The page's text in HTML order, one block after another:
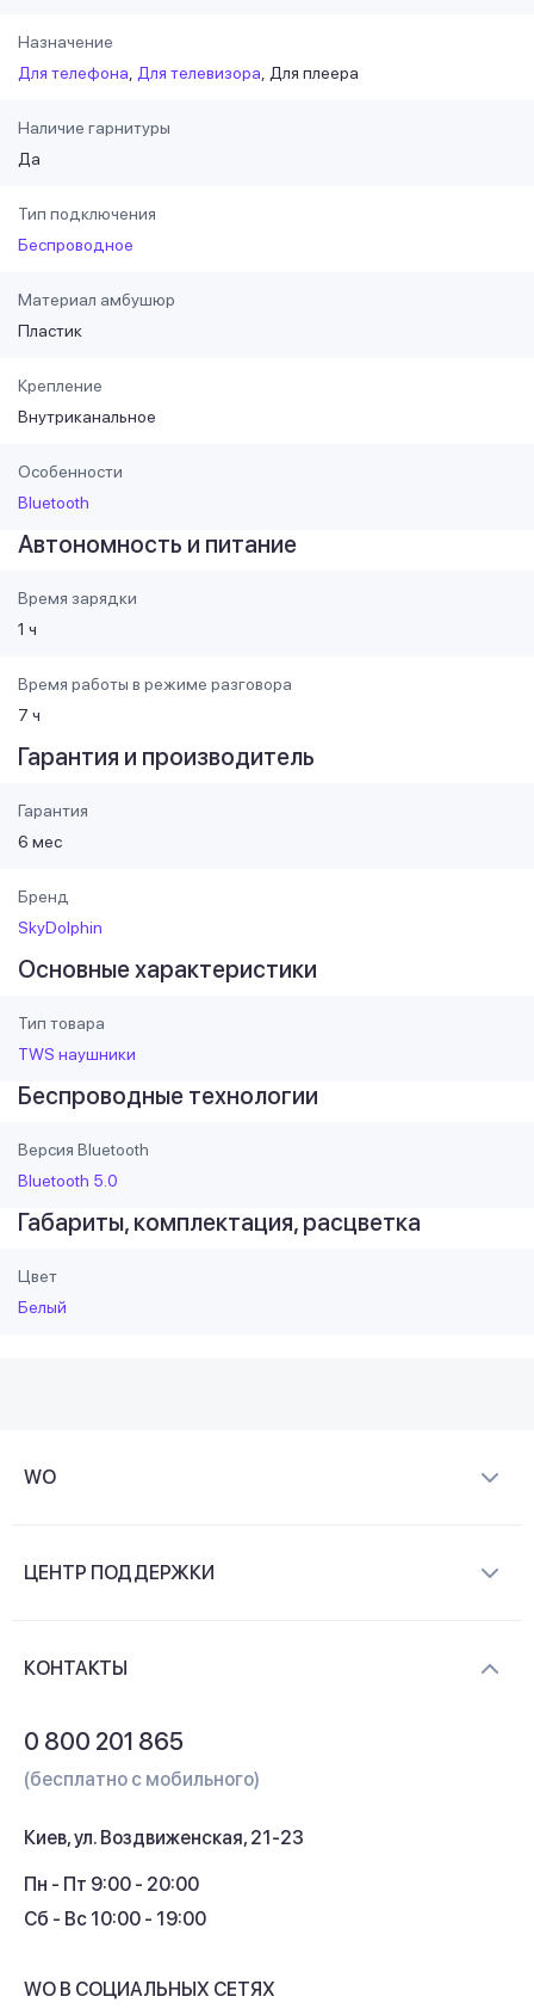
Назначение
Для телефона
Для телевизора Для плеера
Наличие гарнитуры
Да
Тип подключения
Беспроводное
Материал амбушюр
Пластик
Крепление
Внутриканальное
Особенности
Bluetooth
Автономность и питание
Время зарядки
1 ч
Время работы в режиме разговора
7 ч
Гарантия и производитель
Гарантия
6 мес
Бренд
SkyDolphin
Основные характеристики
Тип товара
TWS наушники
Беспроводные технологии
Версия Bluetooth
Bluetooth 5.0
Габариты, комплектация, расцветка
Цвет
Белый
WO
Контакты
ЦЕНТР ПОДДЕРЖКИ
Кэшбек
КОНТАКТЫ
0 800 201 865
(бесплатно с мобильного)
Киев, ул. Воздвиженская, 21-23
Пн - Пт 9:00 - 20:00
Сб - Вс 10:00 - 19:00
WO В СОЦИАЛЬНЫХ СЕТЯХ